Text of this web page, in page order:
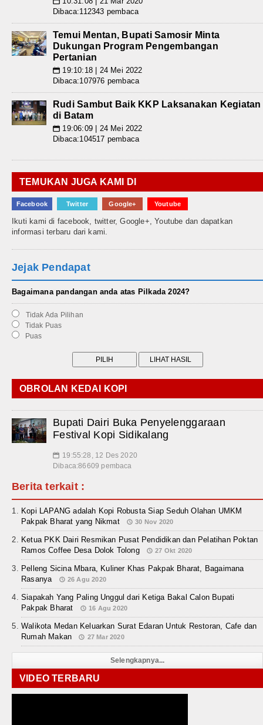
Dibaca:112343 pembaca
Temui Mentan, Bupati Samosir Minta
Dukungan Program Pengembangan
Pertanian
📅 19:10:18 | 24 Mei 2022
Dibaca:107976 pembaca
Rudi Sambut Baik KKP Laksanakan Kegiatan
di Batam
📅 19:06:09 | 24 Mei 2022
Dibaca:104517 pembaca
TEMUKAN JUGA KAMI DI
Facebook Twitter Google+ Youtube
Ikuti kami di facebook, twitter, Google+, Youtube dan dapatkan
informasi terbaru dari kami.
Jejak Pendapat
Bagaimana pandangan anda atas Pilkada 2024?
Tidak Ada Pilihan
Tidak Puas
Puas
OBROLAN KEDAI KOPI
Bupati Dairi Buka Penyelenggaraan
Festival Kopi Sidikalang
📅 19:55:28, 12 Des 2020
Dibaca:86609 pembaca
Berita terkait :
Kopi LAPANG adalah Kopi Robusta Siap Seduh Olahan UMKM
Pakpak Bharat yang Nikmat
30 Nov 2020
Ketua PKK Dairi Resmikan Pusat Pendidikan dan Pelatihan Poktan
Ramos Coffee Desa Dolok Tolong
27 Okt 2020
Pelleng Sicina Mbara, Kuliner Khas Pakpak Bharat, Bagaimana
Rasanya
26 Agu 2020
Siapakah Yang Paling Unggul dari Ketiga Bakal Calon Bupati
Pakpak Bharat
16 Agu 2020
Walikota Medan Keluarkan Surat Edaran Untuk Restoran, Cafe dan
Rumah Makan
27 Mar 2020
Selengkapnya...
VIDEO TERBARU